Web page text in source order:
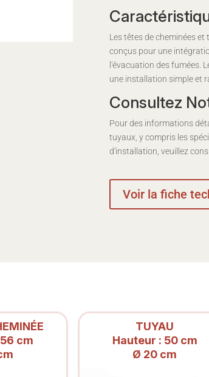
Les têtes de cheminées
conçus pour une
l'évacuation des fumées.
une installation simple et
Consultez
Pour des informations
tuyaux, y compris les
d'installation, veuillez
Voir la fiche
cm
TUYAU
Hauteur : 50 cm
Ø 20 cm